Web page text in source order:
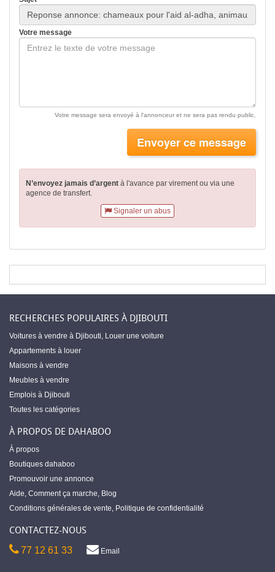
Votre message
Votre message sera envoyé à l'annonceur et ne sera pas rendu public.
Envoyer ce message
N’envoyez jamais d’argent à l'avance par virementou via une
agence de transfert.
Signaler un abus
RECHERCHES POPULAIRES À DJIBOUTI
Voitures à vendre à Djibouti, Louer une voiture
Appartements à louer
Maisons à vendre
Meubles à vendre
Emplois à Djibouti
Toutes les catégories
À PROPOS DE DAHABOO
À propos
Boutiques dahaboo
Promouvoir une annonce
Aide, Comment ça marche, Blog
Conditions générales de vente, Politique de confidentialité
CONTACTEZ-NOUS
77 12 61 33 Email